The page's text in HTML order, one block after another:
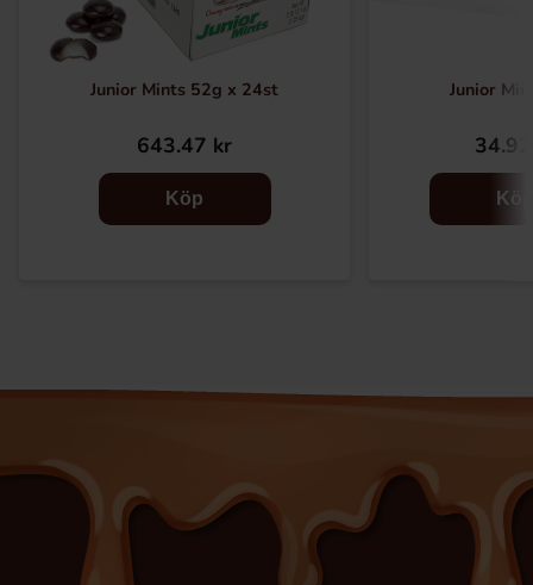
Junior Mints 52g x 24st
643.47 kr
Köp
Junior
Köp